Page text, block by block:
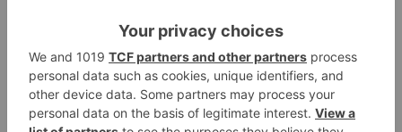
Familiar de paciente diagnosticado y
fallecido de cáncer de pulmón metastásico
en menos de un mes. Beneficiaria de
Atención Psicológica de la AECC.